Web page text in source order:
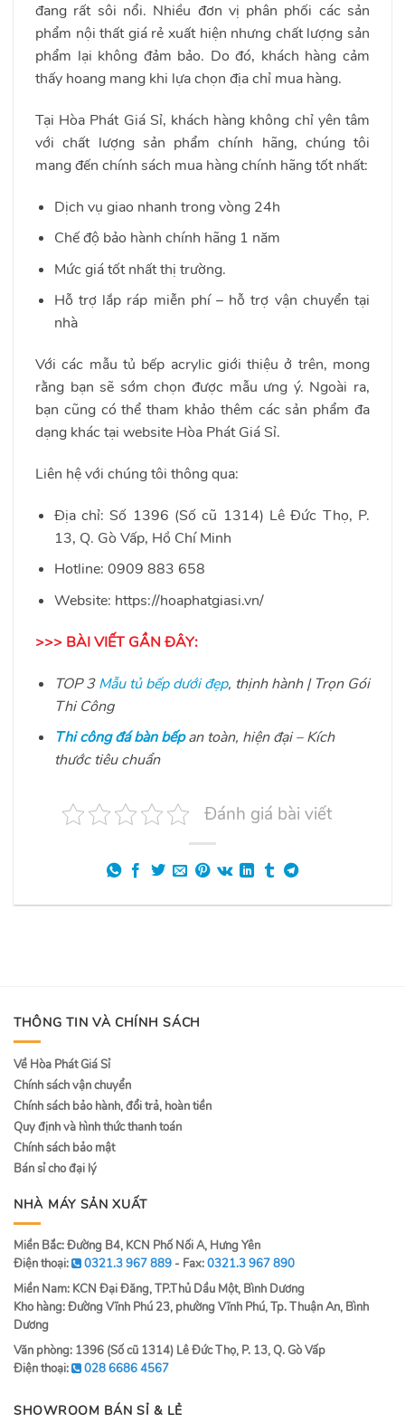
đang rất sôi nổi. Nhiều đơn vị phân phối các sản
phẩm nội thất giá rẻ xuất hiện nhưng chất lượng sản
phẩm lại không đảm bảo. Do đó, khách hàng cảm
thấy hoang mang khi lựa chọn địa chỉ mua hàng.
Tại Hòa Phát Giá Sỉ, khách hàng không chỉ yên tâm
với chất lượng sản phẩm chính hãng, chúng tôi
mang đến chính sách mua hàng chính hãng tốt nhất:
Dịch vụ giao nhanh trong vòng 24h
Chế độ bảo hành chính hãng 1 năm
Mức giá tốt nhất thị trường.
Hỗ trợ lắp ráp miễn phí – hỗ trợ vận chuyển tại
nhà
Với các mẫu tủ bếp acrylic giới thiệu ở trên, mong
rằng bạn sẽ sớm chọn được mẫu ưng ý. Ngoài ra,
bạn cũng có thể tham khảo thêm các sản phẩm đa
dạng khác tại website Hòa Phát Giá Sỉ.
Liên hệ với chúng tôi thông qua:
Địa chỉ: Số 1396 (Số cũ 1314) Lê Đức Thọ, P.
13, Q. Gò Vấp, Hồ Chí Minh
Hotline: 0909 883 658
Website: https://hoaphatgiasi.vn/
>>> BÀI VIẾT GẦN ĐÂY:
TOP 3Mẫu tủ bếp dưới đẹp, thịnh hành | Trọn Gói
Thi Công
Thi công đá bàn bếpan toàn, hiện đại – Kích
thước tiêu chuẩn
Đánh giá bài viết
THÔNG TIN VÀ CHÍNH SÁCH
Về Hòa Phát Giá Sỉ
Chính sách vận chuyển
Chính sách bảo hành, đổi trả, hoàn tiền
Quy định và hình thức thanh toán
Chính sách bảo mật
Bán sỉ cho đại lý
NHÀ MÁY SẢN XUẤT
Miền Bắc: Đường B4, KCN Phố Nối A, Hưng Yên
Điện thoại:
0321.3 967 889 - Fax:0321.3 967 890
Miền Nam: KCN Đại Đăng, TP.Thủ Dầu Một, Bình Dương
Kho hàng: Đường Vĩnh Phú 23, phường Vĩnh Phú, Tp. Thuận An, Bình
Dương
Văn phòng: 1396 (Số cũ 1314) Lê Đức Thọ, P. 13, Q. Gò Vấp
Điện thoại:
028 6686 4567
SHOWROOM BÁN SỈ & LẺ